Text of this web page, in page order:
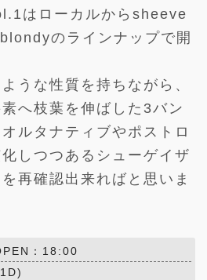
はローカルからsheeve
のラインナップで開
うな性質を持ちながら、
へ枝葉を伸ばした3バン
ルタナティブやポストロ
しつつあるシューゲイザ
再確認出来ればと思いま
：18:00